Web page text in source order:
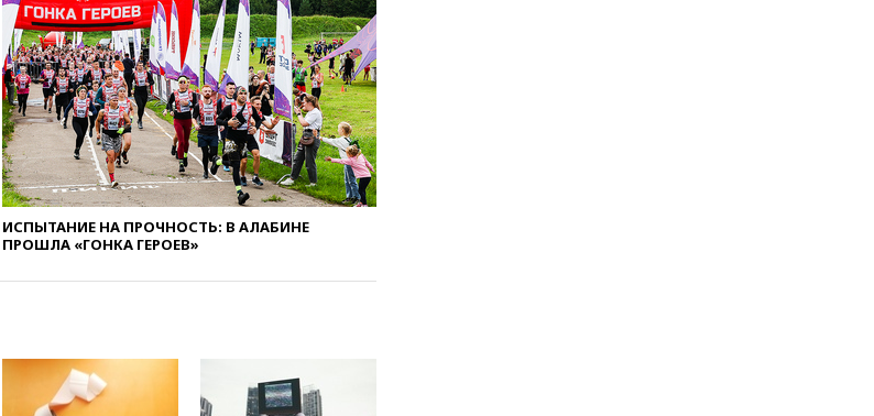
вчера, 20:15ТАСС: жизни
главы «Уралдронзавода»
после взрыва ничего не
угрожает
вчера, 20:08По всей Грузии
снова отключилось
электричество
вчера, 20:00Зеленский связал
дефицит ракет с попыткой
Запада принудить Киев к
уступкам
сообщила об омоложении
партийных списков на выборах
ИСПЫТАНИЕ НА ПРОЧНОСТЬ: В АЛАБИНЕ
ПРОШЛА «ГОНКА ГЕРОЕВ»